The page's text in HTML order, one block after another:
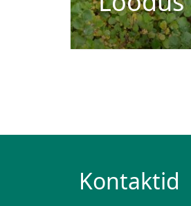
Kontaktid